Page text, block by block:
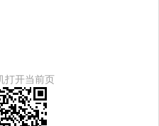
打开当前页